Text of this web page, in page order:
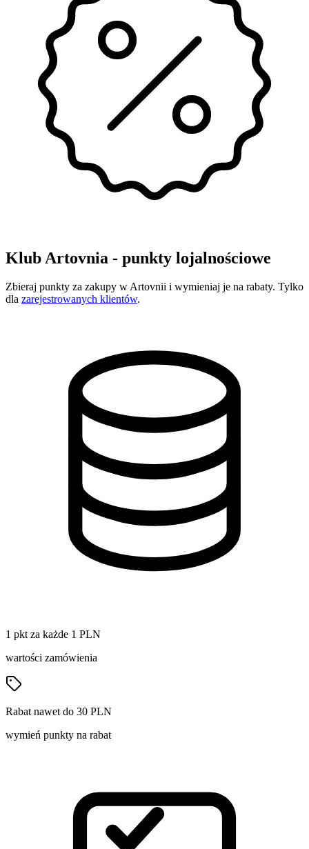
Klub Artovnia - punkty lojalnościowe
Zbieraj punkty za zakupy w Artovnii i wymieniaj je na rabaty. Tylko
dla zarejestrowanych klientów.
1 pkt za każde 1 PLN
wartości zamówienia
Rabat nawet do 30 PLN
wymień punkty na rabat